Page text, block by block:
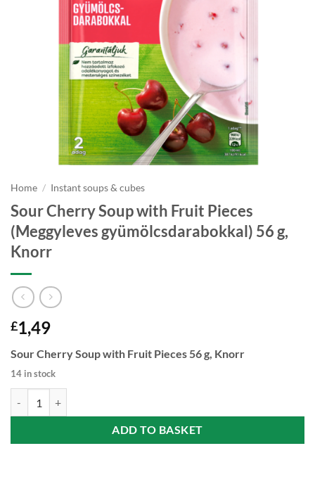
Home / Instant soups & cubes
Sour Cherry Soup with Fruit Pieces
(Meggyleves gyümölcsdarabokkal) 56 g,
Knorr
£1,49
Sour Cherry Soup with Fruit Pieces 56 g, Knorr
14 in stock
ADD TO BASKET